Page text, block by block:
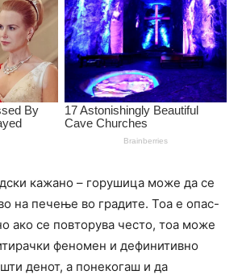
кажано – горушица може да се
на печење во градите. Тоа е опас-
ако се повторува често, тоа може
феномен и дефинитивно
денот, а понекогаш и да